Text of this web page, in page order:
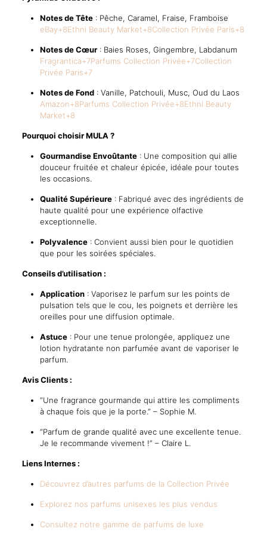
Notes de Tête: Pêche, Caramel, Fraise, Framboise
eBay+8Ethni Beauty Market+8Collection Privée Paris+8
Notes de Cœur: Baies Roses, Gingembre, Labdanum
Fragrantica+7Parfums Collection Privée+7Collection
Privée Paris+7
Notes de Fond: Vanille, Patchouli, Musc, Oud du Laos
Amazon+8Parfums Collection Privée+8Ethni Beauty
Market+8
Pourquoi choisir MULA ?
Gourmandise Envoûtante: Une composition qui allie
douceur fruitée et chaleur épicée, idéale pour toutes
les occasions.
Qualité Supérieure: Fabriqué avec des ingrédients de
haute qualité pour une expérience olfactive
exceptionnelle.
Polyvalence: Convient aussi bien pour le quotidien
que pour les soirées spéciales.
Conseils d’utilisation :
Application: Vaporisez le parfum sur les points de
pulsation tels que le cou, les poignets et derrière les
oreilles pour une diffusion optimale.
Astuce: Pour une tenue prolongée, appliquez une
lotion hydratante non parfumée avant de vaporiser le
parfum.
Avis Clients :
“Une fragrance gourmande qui attire les compliments
à chaque fois que je la porte.” – Sophie M.
“Parfum de grande qualité avec une excellente tenue.
Je le recommande vivement !” – Claire L.
Liens Internes :
Découvrez d’autres parfums de la Collection Privée
Explorez nos parfums unisexes les plus vendus
Consultez notre gamme de parfums de luxe